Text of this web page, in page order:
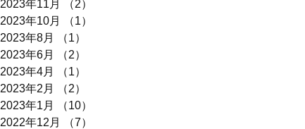
2023年11月
（2）
2023年10月
（1）
2023年8月
（1）
2023年6月
（2）
2023年4月
（1）
2023年2月
（2）
2023年1月
（10）
2022年12月
（7）